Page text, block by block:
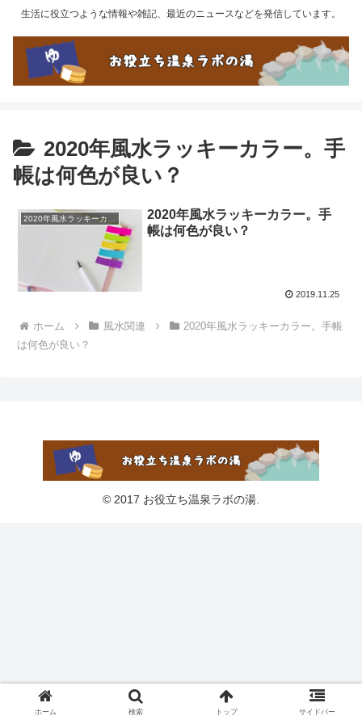
生活に役立つような情報や雑記、最近のニュースなどを発信しています。
2020年風水ラッキーカラー。手
帳は何色が良い？
2020年風水ラッキーカラー。手帳は何色が良い？
2020年風水ラッキーカラー。手
帳は何色が良い？
2019.11.25
ホーム 風水関連
2020年風水ラッキーカラー。手帳
は何色が良い？
© 2017 お役立ち温泉ラボの湯.
ホーム 検索 トップ サイドバー